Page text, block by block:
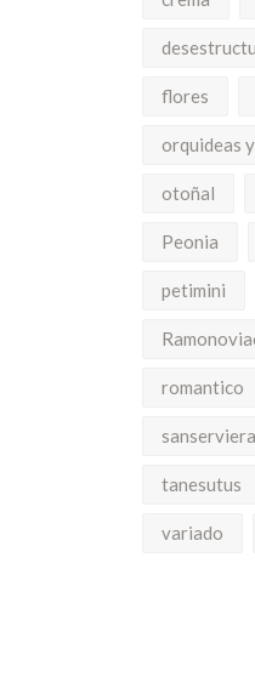
flores
orquideas
otoñal
Peonia
petimini
romantico
sanserviera
tanesutus
variado